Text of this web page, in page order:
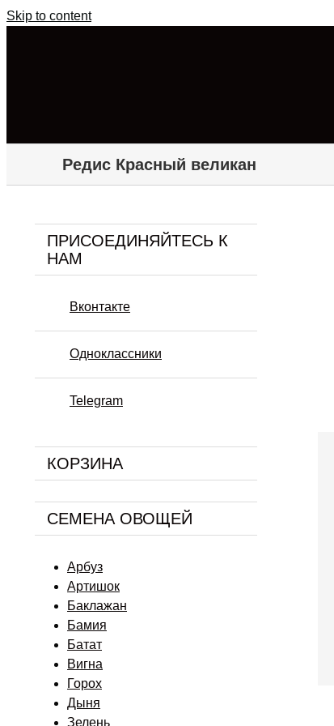
Skip to content
Редис Красный великан
ПРИСОЕДИНЯЙТЕСЬ К
НАМ
Вконтакте
Одноклассники
Telegram
КОРЗИНА
СЕМЕНА ОВОЩЕЙ
Арбуз
Артишок
Баклажан
Бамия
Батат
Вигна
Горох
Дыня
Зелень